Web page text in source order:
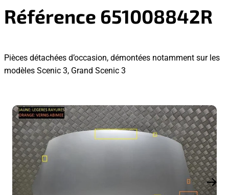
Référence 651008842R
Pièces détachées d’occasion, démontées notamment sur les
modèles Scenic 3, Grand Scenic 3